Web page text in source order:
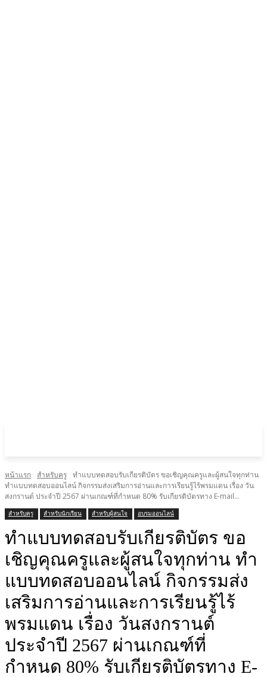
หน้าแรก สำหรับครู ทำแบบทดสอบรับเกียรติบัตร ขอเชิญคุณครูและผู้สนใจทุกท่าน
ทำแบบทดสอบออนไลน์ กิจกรรมส่งเสริมการอ่านและการเรียนรู้ไร้พรมแดน เรื่อง วัน
สงกรานต์ ประจำปี 2567 ผ่านเกณฑ์ที่กำหนด 80% รับเกียรติบัตรทาง E-mail...
สำหรับครู สำหรับนักเรียน สำหรับผู้สนใจ อบรมออนไลน์
ทำแบบทดสอบรับเกียรติบัตร ขอ
เชิญคุณครูและผู้สนใจทุกท่าน ทำ
แบบทดสอบออนไลน์ กิจกรรมส่ง
เสริมการอ่านและการเรียนรู้ไร้
พรมแดน เรื่อง วันสงกรานต์
ประจำปี 2567 ผ่านเกณฑ์ที่
กำหนด 80% รับเกียรติบัตรทาง E-